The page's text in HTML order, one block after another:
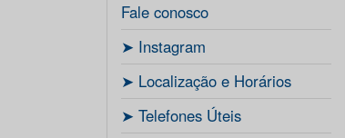
Fale conosco
ㅤ➤ Instagram
ㅤ➤ Localização e Horários
ㅤ➤ Telefones Úteis